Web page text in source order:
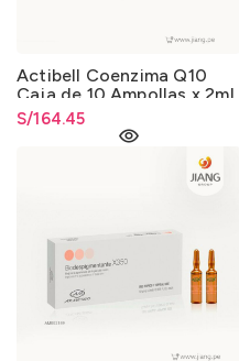
Actibell Coenzima Q10
Caja de 10 Ampollas x 2ml.
S/164.45